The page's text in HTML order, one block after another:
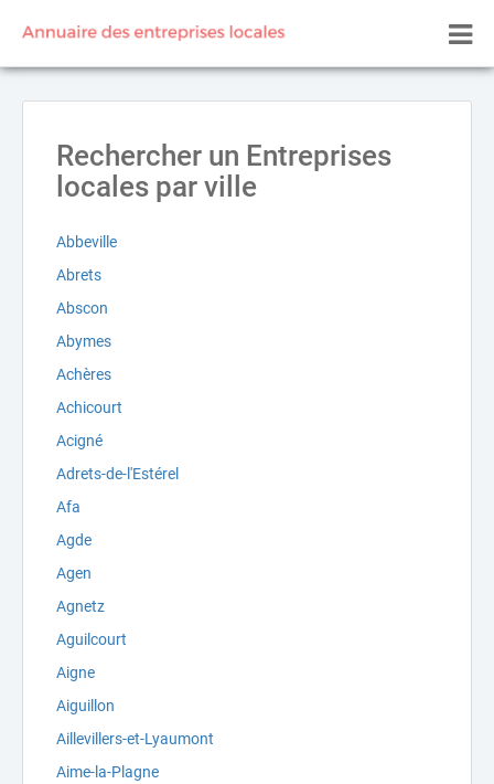
Rechercher un Entreprises
locales par ville
Abbeville
Abrets
Abscon
Abymes
Achères
Achicourt
Acigné
Adrets-de-l'Estérel
Afa
Agde
Agen
Agnetz
Aguilcourt
Aigne
Aiguillon
Aillevillers-et-Lyaumont
Aime-la-Plagne